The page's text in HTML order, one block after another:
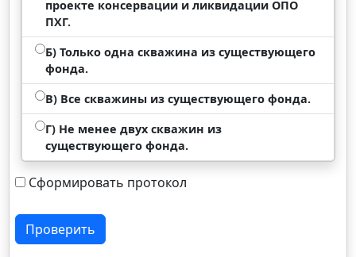
проекте консервации и ликвидации ОПО
ПХГ.
Б) Только одна скважина из существующего
фонда.
В) Все скважины из существующего фонда.
Г) Не менее двух скважин из
существующего фонда.
Сформировать протокол
Проверить